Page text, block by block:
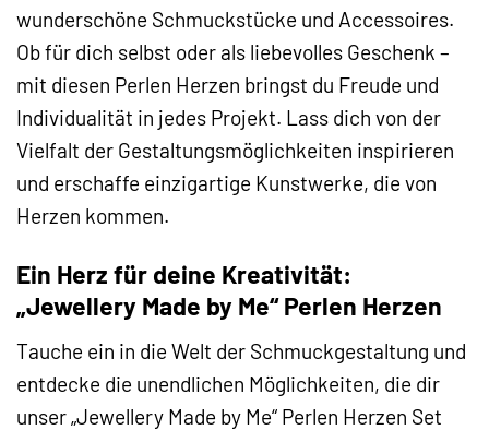
wunderschöne Schmuckstücke und Accessoires.
Ob für dich selbst oder als liebevolles Geschenk –
mit diesen Perlen Herzen bringst du Freude und
Individualität in jedes Projekt. Lass dich von der
Vielfalt der Gestaltungsmöglichkeiten inspirieren
und erschaffe einzigartige Kunstwerke, die von
Herzen kommen.
Ein Herz für deine Kreativität:
„Jewellery Made by Me“ Perlen Herzen
Tauche ein in die Welt der Schmuckgestaltung und
entdecke die unendlichen Möglichkeiten, die dir
unser „Jewellery Made by Me“ Perlen Herzen Set